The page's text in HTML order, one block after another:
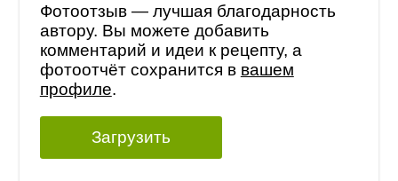
Фотоотзыв — лучшая благодарность
автору. Вы можете добавить
комментарий и идеи к рецепту, а
фотоотчёт сохранится в вашем
профиле.
Загрузить